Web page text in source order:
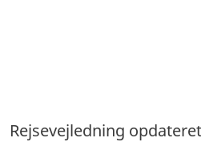
Rejsevejledning